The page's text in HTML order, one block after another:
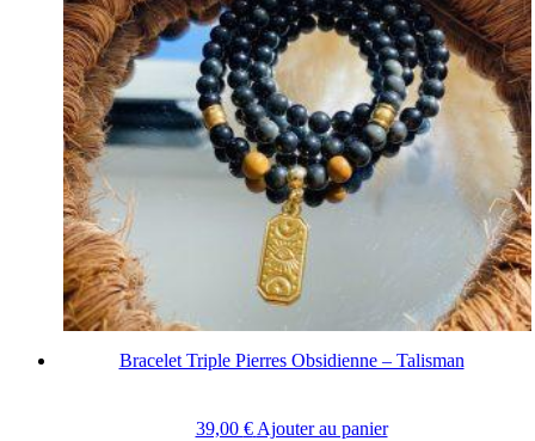
Bracelet Triple Pierres Obsidienne – Talisman
39,00 € Ajouter au panier